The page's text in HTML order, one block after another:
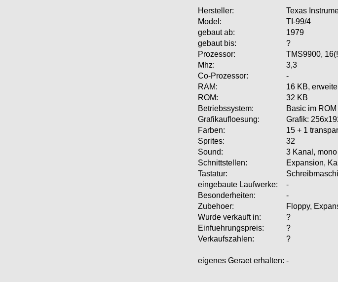
Hersteller:
Texas
Model:
TI-99/4
gebaut ab:
1979
gebaut bis:
?
Prozessor:
TMS9900,
Mhz:
3,3
Co-Prozessor:
-
RAM:
16 KB,
ROM:
32 KB
Betriebssystem:
Basic im ROM
Grafikaufloesung:
Grafik:
Farben:
15 + 1
Sprites:
32
Sound:
3 Kanal,
Schnittstellen:
Expansion,
Tastatur:
eingebaute Laufwerke:
-
Besonderheiten:
-
Zubehoer:
Floppy,
Wurde verkauft in:
?
Einfuehrungspreis:
?
Verkaufszahlen:
?
eigenes Geraet erhalten: -